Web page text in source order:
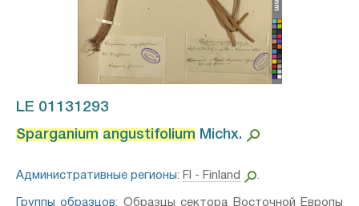
LE 01131293
Sparganium angustifolium Michx.⁣
Административные регионы: FI - Finland .
Группы образцов: Образцы сектора Восточной Европы